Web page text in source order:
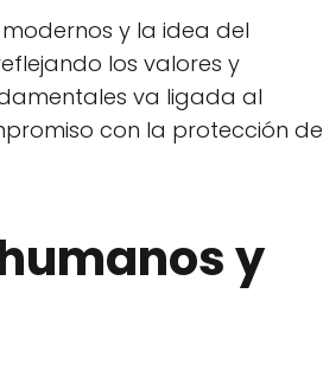
y la idea del
los valores y
va ligada al
con la protección de
y